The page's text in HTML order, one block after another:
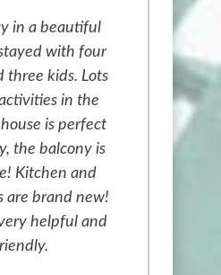
in a beautiful
with four
three kids. Lots
in the
is perfect
the balcony is
Kitchen and
are brand new!
helpful and